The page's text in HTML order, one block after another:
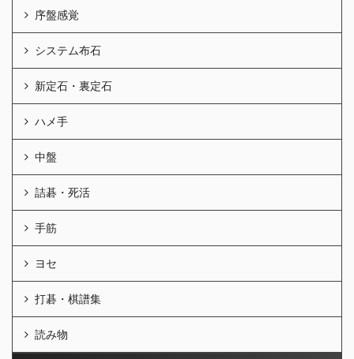
序盤感覚
システム布石
新定石・裏定石
ハメ手
中盤
詰碁・死活
手筋
ヨセ
打碁・棋譜集
読み物